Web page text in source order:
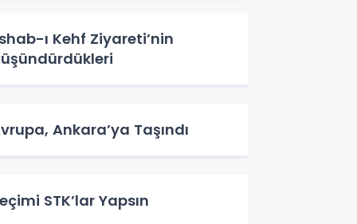
ı Kehf Ziyareti’nin
Ankara’ya Taşındı
STK’lar Yapsın